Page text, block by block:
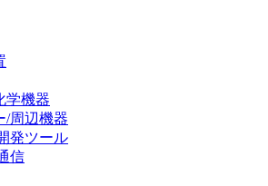
学機器
/周辺機器
発ツール
信